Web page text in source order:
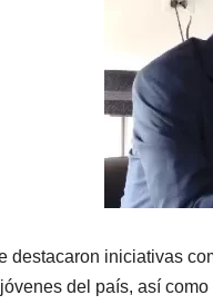
destacaron iniciativas
del país, así